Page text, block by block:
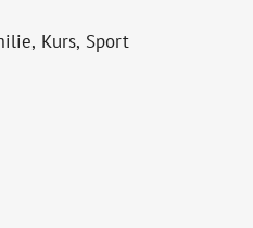
Kurs, Sport